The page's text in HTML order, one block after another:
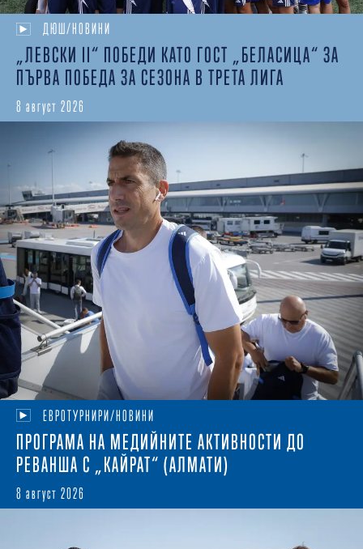
ДЮШ/НОВИНИ
„ЛЕВСКИ II“ ПОБЕДИ КАТО ГОСТ „БЕЛАСИЦА“ ЗА
ПЪРВА ПОБЕДА ЗА СЕЗОНА В ТРЕТА ЛИГА
8 август 2026
ЕВРОТУРНИРИ/НОВИНИ
ПРОГРАМА НА МЕДИЙНИТЕ АКТИВНОСТИ ДО
РЕВАНША С „КАЙРАТ“ (АЛМАТИ)
8 август 2026